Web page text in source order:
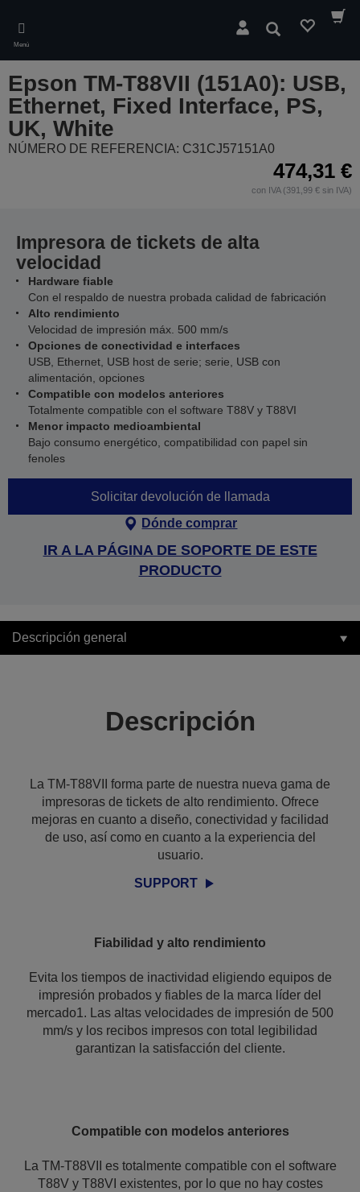
main
content
Menú
Buscar
Epson TM-T88VII (151A0): USB,
Ethernet, Fixed Interface, PS,
UK, White
NÚMERO DE REFERENCIA: C31CJ57151A0
474,31 €
con IVA (391,99 € sin IVA)
Impresora de tickets de alta
velocidad
Hardware fiable
Con el respaldo de nuestra probada calidad de fabricación
Alto rendimiento
Velocidad de impresión máx. 500 mm/s
Opciones de conectividad e interfaces
USB, Ethernet, USB host de serie; serie, USB con
alimentación, opciones
Compatible con modelos anteriores
Totalmente compatible con el software T88V y T88VI
Menor impacto medioambiental
Bajo consumo energético, compatibilidad con papel sin
fenoles
Solicitar devolución de llamada
Dónde comprar
IR A LA PÁGINA DE SOPORTE DE ESTE
PRODUCTO
Descripción general
Descripción
La TM-T88VII forma parte de nuestra nueva gama de
impresoras de tickets de alto rendimiento. Ofrece
mejoras en cuanto a diseño, conectividad y facilidad
de uso, así como en cuanto a la experiencia del
usuario.
SUPPORT
Fiabilidad y alto rendimiento
Evita los tiempos de inactividad eligiendo equipos de
impresión probados y fiables de la marca líder del
mercado1. Las altas velocidades de impresión de 500
mm/s y los recibos impresos con total legibilidad
garantizan la satisfacción del cliente.
Compatible con modelos anteriores
La TM-T88VII es totalmente compatible con el software
T88V y T88VI existentes, por lo que no hay costes